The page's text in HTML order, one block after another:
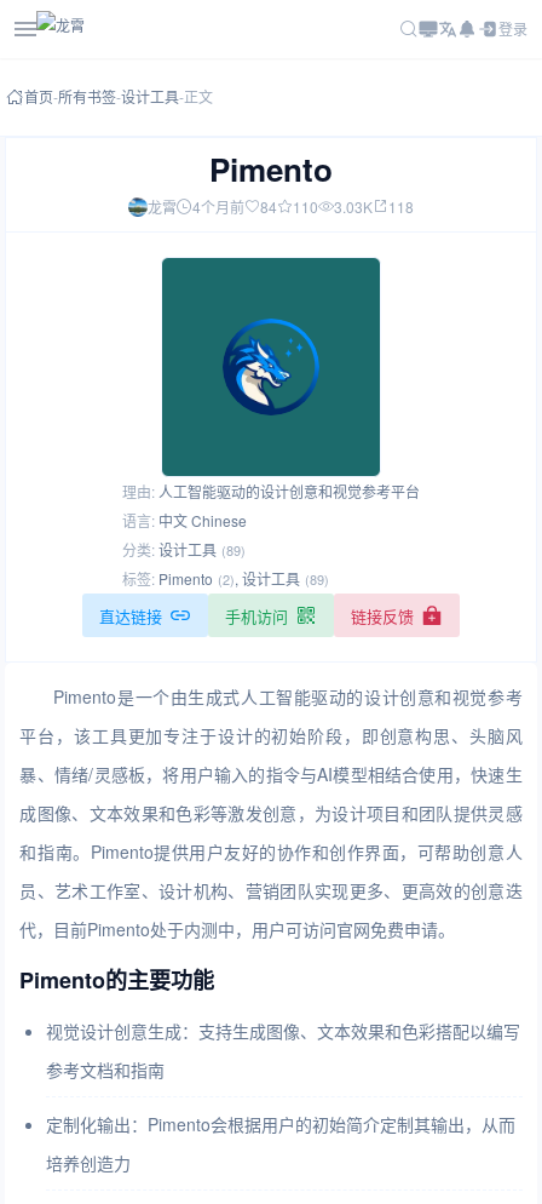
登录
首页-所有书签-设计工具-正文
Pimento
龙霄 4个月前 84 110 3.03K 118
理由: 人工智能驱动的设计创意和视觉参考平台
语言: 中文 Chinese
分类:设计工具 (89)
标签: Pimento (2), 设计工具 (89)
直达链接 手机访问 链接反馈
Pimento是一个由生成式人工智能驱动的设计创意和视觉参考
平台，该工具更加专注于设计的初始阶段，即创意构思、头脑风
暴、情绪/灵感板，将用户输入的指令与AI模型相结合使用，快速生
成图像、文本效果和色彩等激发创意，为设计项目和团队提供灵感
和指南。Pimento提供用户友好的协作和创作界面，可帮助创意人
员、艺术工作室、设计机构、营销团队实现更多、更高效的创意迭
代，目前Pimento处于内测中，用户可访问官网免费申请。
Pimento的主要功能
视觉设计创意生成：支持生成图像、文本效果和色彩搭配以编写
参考文档和指南
定制化输出：Pimento会根据用户的初始简介定制其输出，从而
培养创造力